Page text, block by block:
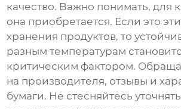
качество. Важно понимать, для
она приобретается. Если это
хранения продуктов, то
разным температурам
критическим фактором.
на производителя, отзывы и
бумаги. Не стесняйтесь